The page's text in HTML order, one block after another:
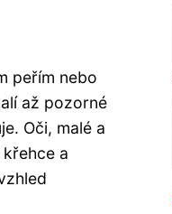
peřím nebo
až pozorné
Oči, malé a
a